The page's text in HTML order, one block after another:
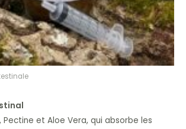
Pectine et Aloe Vera, qui absorbe les